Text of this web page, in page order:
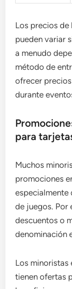
Los precios
pueden variar
a menudo
método de
ofrecer
durante
para
Muchos
promociones
especialmente
de juegos. Por
descuentos o
denominación
Los minoristas
tienen ofertas